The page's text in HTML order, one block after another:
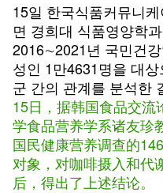
15일 한국식품커뮤니
면 경희대 식품영양학
2016∼2021년 국민건
성인 1만4631명을 대
군 간의 관계를 분석한
15日，据韩国食品交流
学食品营养学系诸友珍
国民健康营养调查的
对象，对咖啡摄入和代
后，得出了上述结论。